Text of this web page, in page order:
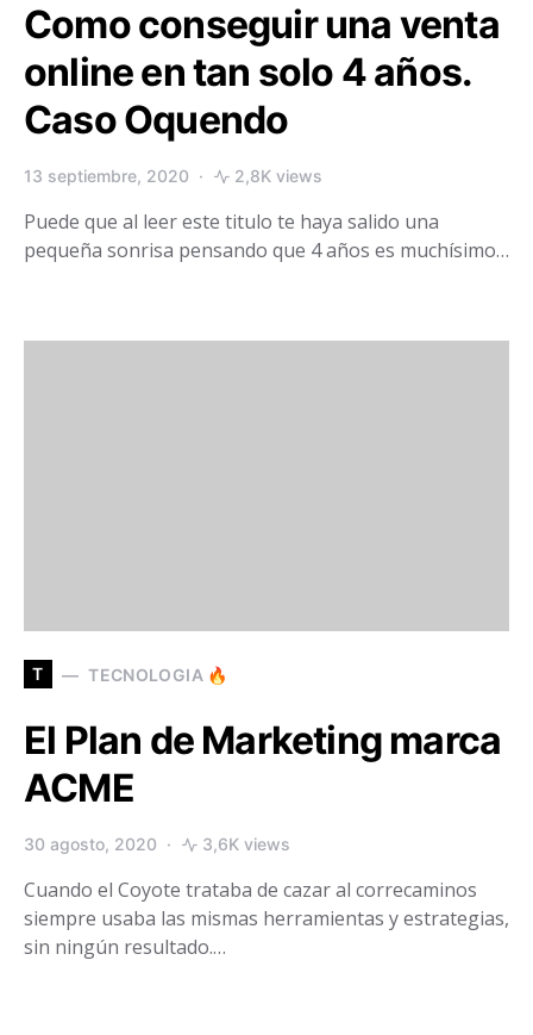
Como conseguir una venta
online en tan solo 4 años.
Caso Oquendo
13 septiembre, 2020 2,8K views
Puede que al leer este titulo te haya salido una
pequeña sonrisa pensando que 4 años es muchísimo…
T TECNOLOGIA 🔥
El Plan de Marketing marca
ACME
30 agosto, 2020 3,6K views
Cuando el Coyote trataba de cazar al correcaminos
siempre usaba las mismas herramientas y estrategias,
sin ningún resultado.…